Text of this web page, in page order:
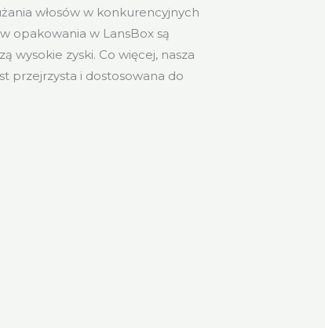
włosów w konkurencyjnych
opakowania w LansBox są
wysokie zyski. Co więcej, nasza
przejrzysta i dostosowana do